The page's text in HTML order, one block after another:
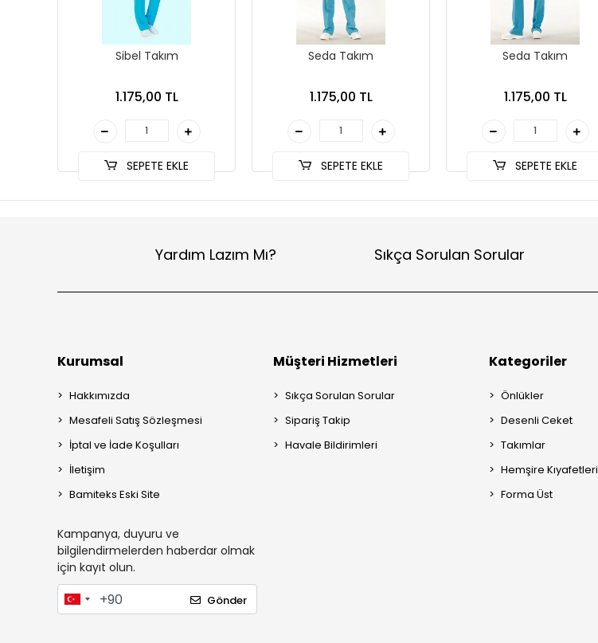
Sibel Takım
1.175,00 TL
SEPETE EKLE
Seda Takım
1.175,00 TL
SEPETE EKLE
Seda Takım
1.175,00 TL
SEPETE EKLE
Yardım Lazım Mı? Sıkça Sorulan Sorular
Kurumsal
Hakkımızda
Mesafeli Satış Sözleşmesi
İptal ve İade Koşulları
İletişim
Bamiteks Eski Site
Kampanya, duyuru ve
bilgilendirmelerden haberdar olmak
için kayıt olun.
Gönder
Müşteri Hizmetleri
Sıkça Sorulan Sorular
Sipariş Takip
Havale Bildirimleri
Kategoriler
Önlükler
Desenli Ceket
Takımlar
Hemşire Kıyafetleri
Forma Üst